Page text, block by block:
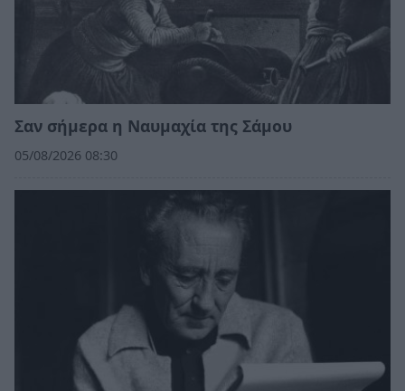
Σαν σήμερα η Ναυμαχία της Σάμου
05/08/2026 08:30